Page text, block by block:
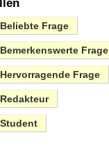
Beliebte Frage
Bemerkenswerte Frage
Hervorragende Frage
Redakteur
Student